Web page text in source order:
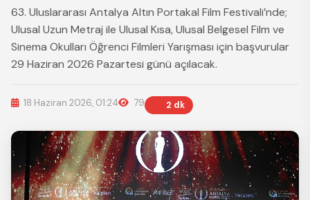
63. Uluslararası Antalya Altın Portakal Film Festivali’nde;
Ulusal Uzun Metraj ile Ulusal Kısa, Ulusal Belgesel Film ve
Sinema Okulları Öğrenci Filmleri Yarışması için başvurular
29 Haziran 2026 Pazartesi günü açılacak.
18 Haziran 2026, 01:24 79 2 dk